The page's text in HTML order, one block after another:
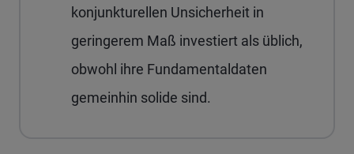
konjunkturellen Unsicherheit in
geringerem Maß investiert als üblich,
obwohl ihre Fundamentaldaten
gemeinhin solide sind.